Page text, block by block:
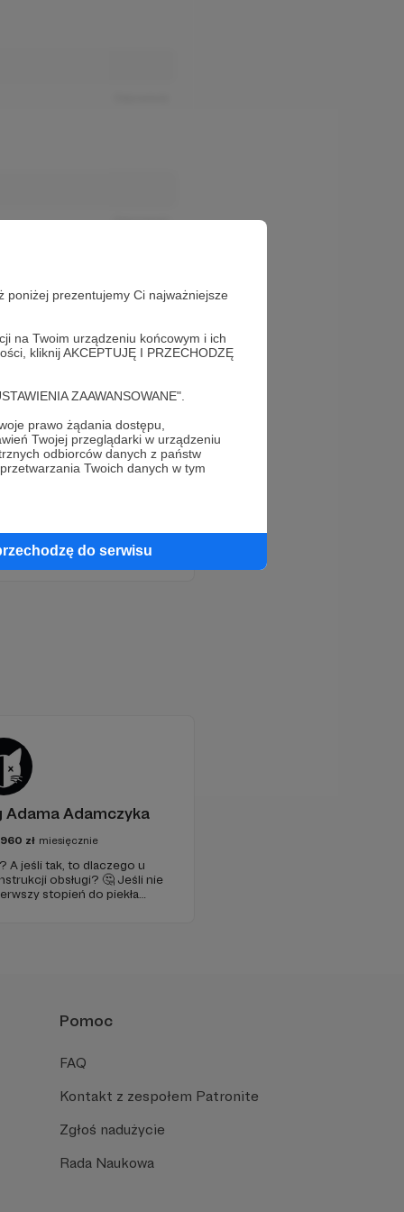
poniżej prezentujemy Ci najważniejsze
na Twoim urządzeniu końcowym i ich
kliknij AKCEPTUJĘ I PRZECHODZĘ
ZAAWANSOWANE".
prawo żądania dostępu,
Twojej przeglądarki w urządzeniu
odbiorców danych z państw
Twoich danych w tym
do serwisu
Odpowiedz
Adama Adamczyka
zł miesięcznie
A jeśli tak, to dlaczego u
obsługi? 🤔 Jeśli nie
stopień do piekła
Pomoc
FAQ
Kontakt z zespołem Patronite
Zgłoś nadużycie
Rada Naukowa